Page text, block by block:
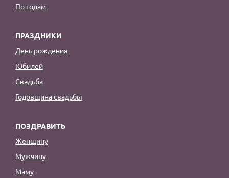
По годам
ПРАЗДНИКИ
День рождения
Юбилей
Свадьба
Годовщина свадьбы
ПОЗДРАВИТЬ
Женщину
Мужчину
Маму